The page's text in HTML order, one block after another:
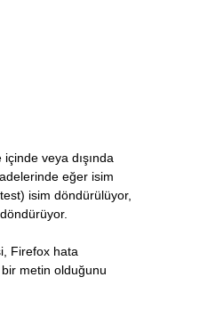
veya dışında
eğer isim
isim döndürülüyor,
Firefox hata
bir metin olduğunu